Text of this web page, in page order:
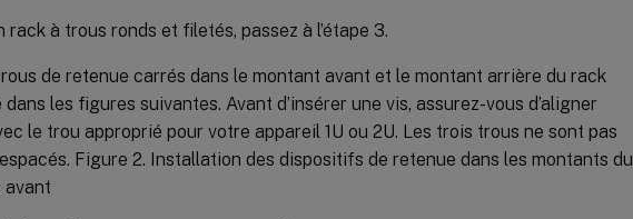
rack à trous ronds et filetés, passez à l’étape 3.
de retenue carrés dans le montant avant et le montant arrière du rack
les figures suivantes. Avant d’insérer une vis, assurez-vous d’aligner
le trou approprié pour votre appareil 1U ou 2U. Les trois trous ne sont pas
Figure 2. Installation des dispositifs de retenue dans les montants du
avant